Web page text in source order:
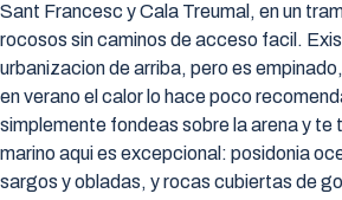
Sant Francesc y Cala Treumal, en un
rocosos sin caminos de acceso facil.
urbanizacion de arriba, pero es
en verano el calor lo hace poco
simplemente fondeas sobre la arena y te
marino aqui es excepcional: posidonia
sargos y obladas, y rocas cubiertas de